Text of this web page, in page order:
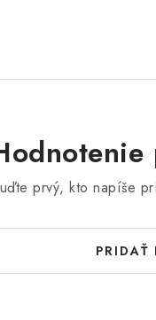
prvý, kto napíše
PRIDAŤ